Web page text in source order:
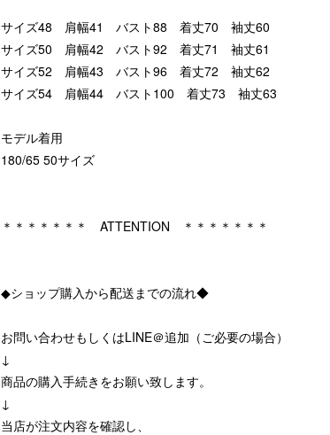
サイズ48 肩幅41 バスト88 着丈70 袖丈60
サイズ50 肩幅42 バスト92 着丈71 袖丈61
サイズ52 肩幅43 バスト96 着丈72 袖丈62
サイズ54 肩幅44 バスト100 着丈73 袖丈63
モデル着用
180/65 50サイズ
＊＊＊＊＊＊＊ ATTENTION ＊＊＊＊＊＊＊
◆ショップ購入から配送までの流れ◆
お問い合わせもしくはLINE＠追加（ご必要の場合）
↓
商品の購入手続きをお願い致します。
↓
当店が注文内容を確認し、